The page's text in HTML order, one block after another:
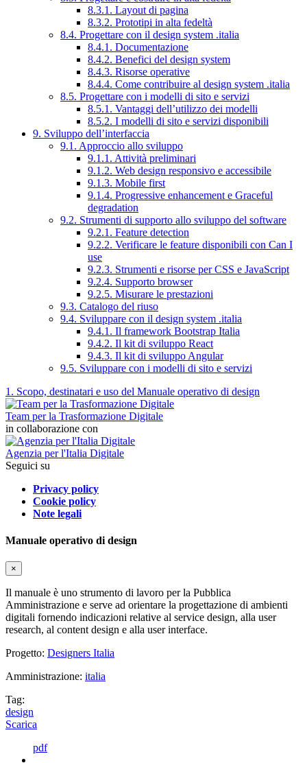
8.3.1. Layout di pagina
8.3.2. Prototipi in alta fedeltà
8.4. Progettare con il design system .italia
8.4.1. Documentazione
8.4.2. Benefici del design system
8.4.3. Risorse operative
8.4.4. Come contribuire al design system .italia
8.5. Progettare con i modelli di sito e servizi
8.5.1. Vantaggi dell’utilizzo dei modelli
8.5.2. I modelli di sito e servizi disponibili
9. Sviluppo dell’interfaccia
9.1. Approccio allo sviluppo
9.1.1. Attività preliminari
9.1.2. Web design responsivo e accessibile
9.1.3. Mobile first
9.1.4. Progressive enhancement e Graceful
degradation
9.2. Strumenti di supporto allo sviluppo del software
9.2.1. Feature detection
9.2.2. Verificare le feature disponibili con Can I
use
9.2.3. Strumenti e risorse per CSS e JavaScript
9.2.4. Supporto browser
9.2.5. Misurare le prestazioni
9.3. Catalogo del riuso
9.4. Sviluppare con il design system .italia
9.4.1. Il framework Bootstrap Italia
9.4.2. Il kit di sviluppo React
9.4.3. Il kit di sviluppo Angular
9.5. Sviluppare con i modelli di sito e servizi
1. Scopo, destinatari e uso del Manuale operativo di design
Team per la Trasformazione Digitale
in collaborazione con
Agenzia per l'Italia Digitale
Seguici su
Privacy policy
Cookie policy
Note legali
Manuale operativo di design
×
Il manuale è uno strumento di lavoro per la Pubblica
Amministrazione e serve ad orientare la progettazione di ambienti
digitali fornendo indicazioni relative al service design, alla user
research, al content design e alla user interface.
Progetto: Designers Italia
Amministrazione: italia
Tag:
design
Scarica
pdf